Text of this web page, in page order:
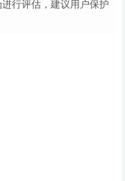
行评估，建议用户保护